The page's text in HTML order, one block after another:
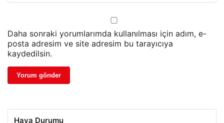
Daha sonraki yorumlarımda kullanılması için adım, e-
posta adresim ve site adresim bu tarayıcıya
kaydedilsin.
Hava Durumu